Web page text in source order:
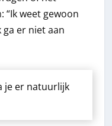
“Ik weet gewoon
er niet aan
je er natuurlijk